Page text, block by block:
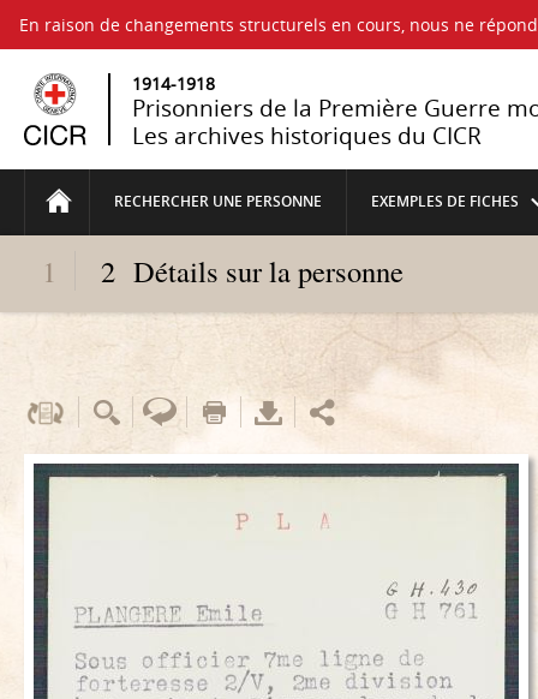
En raison de changements structurels en cours, nous ne
1914-1918
Prisonniers de la Première Guerre
Les archives historiques du CICR
RECHERCHER UNE PERSONNE EXEMPLES DE FICHES
1 2 Détails sur la personne